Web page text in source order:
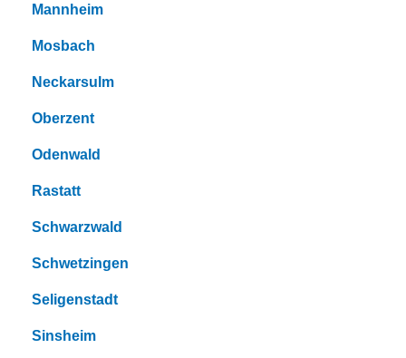
Mannheim
Mosbach
Neckarsulm
Oberzent
Odenwald
Rastatt
Schwarzwald
Schwetzingen
Seligenstadt
Sinsheim